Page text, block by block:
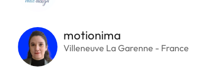
motionima
Villeneuve La Garenne - France